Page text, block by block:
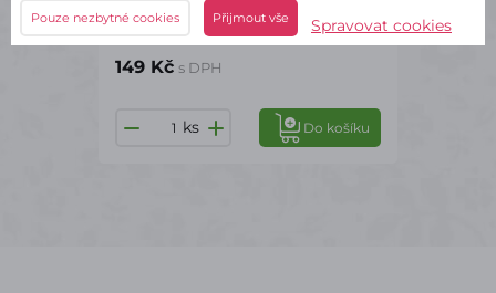
Stuha zlatá YY třpytivý dekor
4/10
149 Kč s DPH
ks Do košíku
Pouze nezbytné cookies Přijmout vše Spravovat cookies